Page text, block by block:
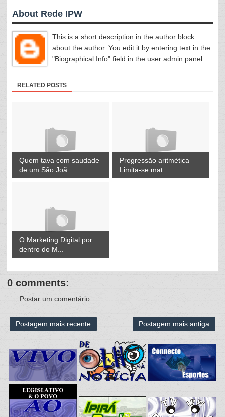
About Rede IPW
This is a short description in the author block
about the author. You edit it by entering text in the
"Biographical Info" field in the user admin panel.
RELATED POSTS
Quem tava com saudade
de um São Joã...
Progressão aritmética
Limita-se mat...
O Marketing Digital por
dentro do M...
0 comments:
Postar um comentário
Postagem mais recente Postagem mais antiga